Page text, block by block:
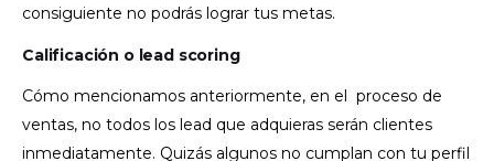
consiguiente no podrás lograr tus metas.
Calificación o lead scoring
Cómo mencionamos anteriormente, en el proceso de
ventas, no todos los lead que adquieras serán clientes
inmediatamente. Quizás algunos no cumplan con tu perfil